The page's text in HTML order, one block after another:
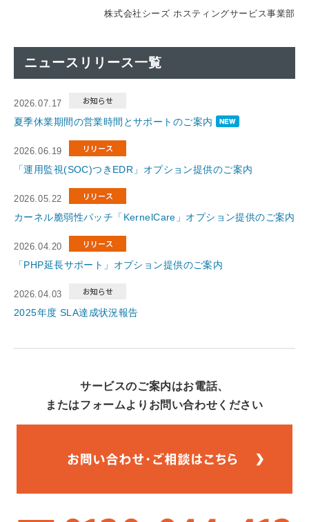
株式会社シーズ ホスティングサービス事業部
ニュースリリース一覧
2026.07.17
夏季休業期間の営業時間とサポートのご案内
2026.06.19
「運用監視(SOC)つきEDR」オプション提供のご案内
2026.05.22
カーネル脆弱性パッチ「KernelCare」オプション提供のご案内
2026.04.20
「PHP延長サポート」オプション提供のご案内
2026.04.03
2025年度 SLA達成状況報告
サービスのご案内はお電話、
またはフォームよりお問い合わせください